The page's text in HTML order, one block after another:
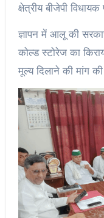
क्षेत्रीय बीजेपी
ज्ञापन में आलू की
कोल्ड स्टोरेज का
मूल्य दिलाने की मांग